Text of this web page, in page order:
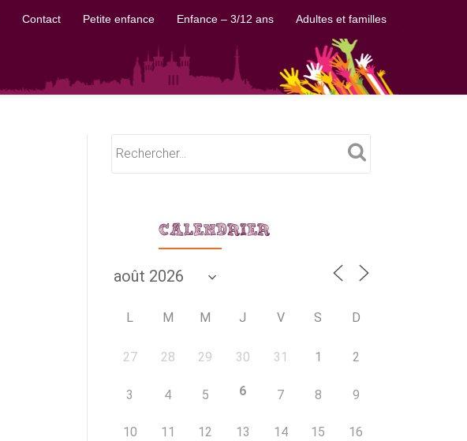
Contact Petite enfance Enfance – 3/12 ans Adultes et familles
CALENDRIER
L M M J V S D
27 28 29 30 31 1 2
3 4 5 6 7 8 9
10 11 12 13 14 15 16